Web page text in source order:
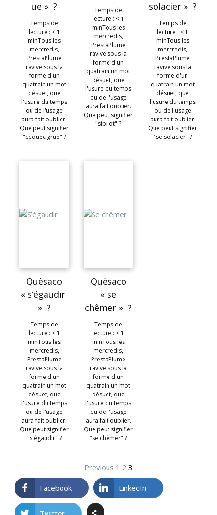
ue » ?
Temps de
lecture : < 1
minTous les
mercredis,
PrestaPlume
ravive sous la
forme d'un
quatrain un mot
désuet, que
l'usure du temps
ou de l'usage
aura fait oublier.
Que peut signifier
"coquecigrue" ?
Temps de
lecture : < 1
minTous les
mercredis,
PrestaPlume
ravive sous la
forme d'un
quatrain un mot
désuet, que
l'usure du temps
ou de l'usage
aura fait oublier.
Que peut signifier
"sibilot" ?
solacier » ?
Temps de
lecture : < 1
minTous les
mercredis,
PrestaPlume
ravive sous la
forme d'un
quatrain un mot
désuet, que
l'usure du temps
ou de l'usage
aura fait oublier.
Que peut signifier
"se solacier" ?
Quèsaco
« s’égaudir
» ?
Temps de
lecture : < 1
minTous les
mercredis,
PrestaPlume
ravive sous la
forme d'un
quatrain un mot
désuet, que
l'usure du temps
ou de l'usage
aura fait oublier.
Que peut signifier
"s'égaudir" ?
Quèsaco
« se
chêmer » ?
Temps de
lecture : < 1
minTous les
mercredis,
PrestaPlume
ravive sous la
forme d'un
quatrain un mot
désuet, que
l'usure du temps
ou de l'usage
aura fait oublier.
Que peut signifier
"se chêmer" ?
Previous 1 2 3
Facebook LinkedIn
Twitter